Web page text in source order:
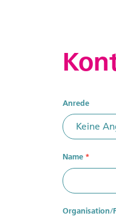
Anrede
Name *
Organisation/